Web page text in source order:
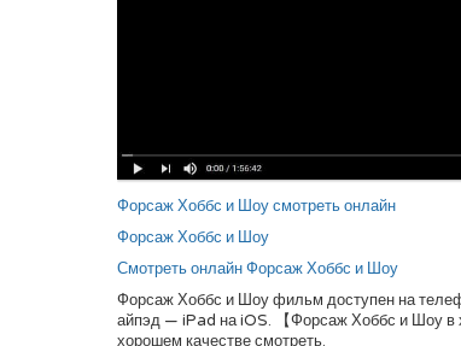
Форсаж Хоббс и Шоу смотреть онлайн
Форсаж Хоббс и Шоу
Смотреть онлайн Форсаж Хоббс и Шоу
Форсаж Хоббс и Шоу фильм доступен на
айпэд — iPad на iOS. 【Форсаж Хоббс и Шоу
хорошем качестве смотреть.